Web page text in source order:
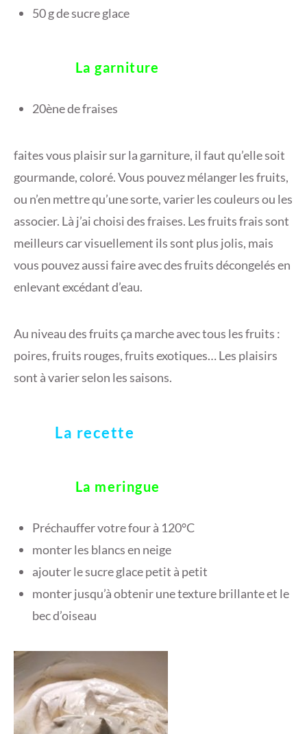
50 g de sucre glace
La garniture
20ène de fraises
faites vous plaisir sur la garniture, il faut qu’elle soit
gourmande, coloré. Vous pouvez mélanger les fruits,
ou n’en mettre qu’une sorte, varier les couleurs ou les
associer. Là j’ai choisi des fraises. Les fruits frais sont
meilleurs car visuellement ils sont plus jolis, mais
vous pouvez aussi faire avec des fruits décongelés en
enlevant excédant d’eau.
Au niveau des fruits ça marche avec tous les fruits :
poires, fruits rouges, fruits exotiques… Les plaisirs
sont à varier selon les saisons.
La recette
La meringue
Préchauffer votre four à 120°C
monter les blancs en neige
ajouter le sucre glace petit à petit
monter jusqu’à obtenir une texture brillante et le
bec d’oiseau